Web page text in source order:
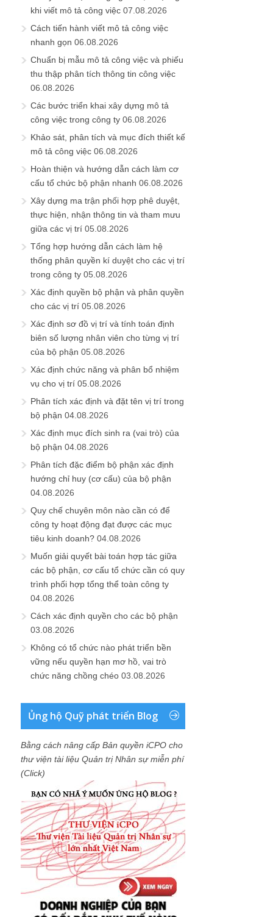
khi viết mô tả công việc 07.08.2026
Cách tiến hành viết mô tả công việc
nhanh gọn 06.08.2026
Chuẩn bị mẫu mô tả công việc và phiếu
thu thập phân tích thông tin công việc
06.08.2026
Các bước triển khai xây dựng mô tả
công việc trong công ty 06.08.2026
Khảo sát, phân tích và mục đích thiết kế
mô tả công việc 06.08.2026
Hoàn thiện và hướng dẫn cách làm cơ
cấu tổ chức bộ phận nhanh 06.08.2026
Xây dựng ma trận phối hợp phê duyệt,
thực hiện, nhận thông tin và tham mưu
giữa các vị trí 05.08.2026
Tổng hợp hướng dẫn cách làm hệ
thống phân quyền kí duyệt cho các vị trí
trong công ty 05.08.2026
Xác định quyền bộ phận và phân quyền
cho các vị trí 05.08.2026
Xác định sơ đồ vị trí và tính toán định
biên số lượng nhân viên cho từng vị trí
của bộ phận 05.08.2026
Xác định chức năng và phân bổ nhiệm
vụ cho vị trí 05.08.2026
Phân tích xác định và đặt tên vị trí trong
bộ phận 04.08.2026
Xác định mục đích sinh ra (vai trò) của
bộ phận 04.08.2026
Phân tích đặc điểm bộ phận xác định
hướng chỉ huy (cơ cấu) của bộ phận
04.08.2026
Quy chế chuyên môn nào cần có để
công ty hoạt động đạt được các mục
tiêu kinh doanh? 04.08.2026
Muốn giải quyết bài toán hợp tác giữa
các bộ phận, cơ cấu tổ chức cần có quy
trình phối hợp tổng thể toàn công ty
04.08.2026
Cách xác định quyền cho các bộ phận
03.08.2026
Không có tổ chức nào phát triển bền
vững nếu quyền hạn mơ hồ, vai trò
chức năng chồng chéo 03.08.2026
Ủng hộ Quỹ phát triển Blog
Bằng cách nâng cấp Bản quyền iCPO cho
thư viện tài liệu Quản trị Nhân sự miễn phí
(Click)